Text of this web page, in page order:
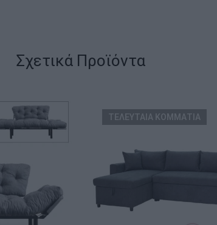
Σχετικά Προϊόντα
ΤΕΛΕΥΤΑΙΑ ΚΟΜΜΑΤΙΑ